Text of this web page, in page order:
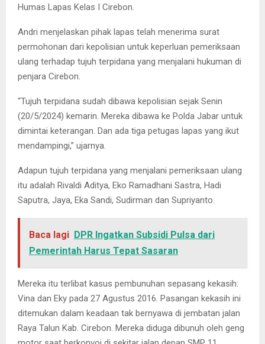
Humas Lapas Kelas I Cirebon.
Andri menjelaskan pihak lapas telah menerima surat
permohonan dari kepolisian untuk keperluan pemeriksaan
ulang terhadap tujuh terpidana yang menjalani hukuman di
penjara Cirebon.
“Tujuh terpidana sudah dibawa kepolisian sejak Senin
(20/5/2024) kemarin. Mereka dibawa ke Polda Jabar untuk
dimintai keterangan. Dan ada tiga petugas lapas yang ikut
mendampingi,” ujarnya.
Adapun tujuh terpidana yang menjalani pemeriksaan ulang
itu adalah Rivaldi Aditya, Eko Ramadhani Sastra, Hadi
Saputra, Jaya, Eka Sandi, Sudirman dan Supriyanto.
Baca lagi DPR Ingatkan Subsidi Pulsa dari
Pemerintah Harus Tepat Sasaran
Mereka itu terlibat kasus pembunuhan sepasang kekasih:
Vina dan Eky pada 27 Agustus 2016. Pasangan kekasih ini
ditemukan dalam keadaan tak bernyawa di jembatan jalan
Raya Talun Kab. Cirebon. Mereka diduga dibunuh oleh geng